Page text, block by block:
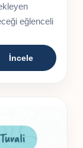
eğlenceli
İncele